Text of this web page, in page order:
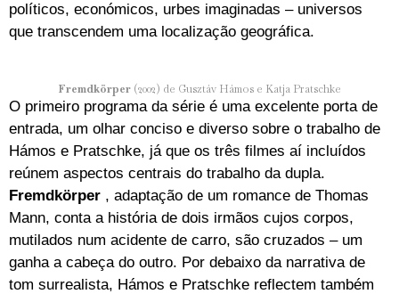
políticos, económicos, urbes imaginadas – universos
que transcendem uma localização geográfica.
Fremdkörper(2002) de Gusztáv Hámos e Katja Pratschke
O primeiro programa da série é uma excelente porta de
entrada, um olhar conciso e diverso sobre o trabalho de
Hámos e Pratschke, já que os três filmes aí incluídos
reúnem aspectos centrais do trabalho da dupla.
Fremdkörper , adaptação de um romance de Thomas
Mann, conta a história de dois irmãos cujos corpos,
mutilados num acidente de carro, são cruzados – um
ganha a cabeça do outro. Por debaixo da narrativa de
tom surrealista, Hámos e Pratschke reflectem também